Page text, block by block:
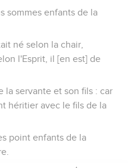
sommes enfants de la
né selon la chair,
l'Esprit, il [en est] de
la servante et son fils : car
héritier avec le fils de la
point enfants de la